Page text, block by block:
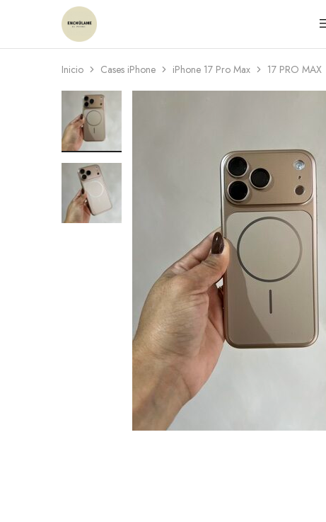
Enchulame
Tienda
Inicio Cases iPhone iPhone 17 Pro Max 17 PRO MAX